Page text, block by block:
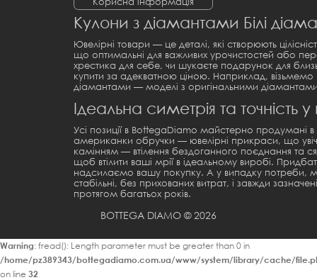
Кулони з діамантами Білі
Ювелірні товари — це деталі, які створюють
що оптимальні для важливих урочистостей або
хрестика для себе, чи шукаєте подарунок для
купити за адекватною ціною. Наприклад, візьмемо
діамантами — моделі з оригінальними
Ідеальна симетрія та точність
Усі позиції в BottegaDiamo майстерно
американки обручки — ювелірні прикраси, що
камінням — втілення бездоганного поєднання
щоб втілити ваші мрії в ідеальному виробі.
надсилаємо вашу покупку. А у випадку потреби,
стабільні, без прихованих витрат, і завжди
протягом багатьох років.
BOTTEGA DIAMO © 2026
Warning: fread(): Length parameter must be greater than 0 in
/home/pz389343/bottegadiamo.com.ua/www/system/library/cache/
on line 32